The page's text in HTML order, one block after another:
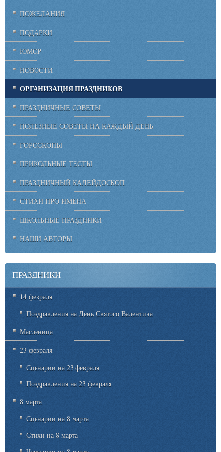
ПОЖЕЛАНИЯ
ПОДАРКИ
ЮМОР
НОВОСТИ
ОРГАНИЗАЦИЯ ПРАЗДНИКОВ
ПРАЗДНИЧНЫЕ СОВЕТЫ
ПОЛЕЗНЫЕ СОВЕТЫ НА КАЖДЫЙ ДЕНЬ
ГОРОСКОПЫ
ПРИКОЛЬНЫЕ ТЕСТЫ
ПРАЗДНИЧНЫЙ КАЛЕЙДОСКОП
СТИХИ ПРО ИМЕНА
ШКОЛЬНЫЕ ПРАЗДНИКИ
НАШИ АВТОРЫ
ПРАЗДНИКИ
14 февраля
Поздравления на День Святого Валентина
Масленица
23 февраля
Сценарии на 23 февраля
Поздравления на 23 февраля
8 марта
Сценарии на 8 марта
Стихи на 8 марта